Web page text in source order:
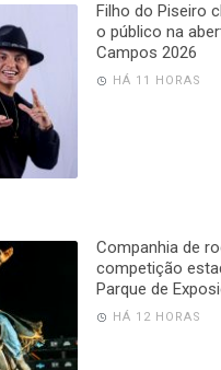
Filho do Piseiro
o público na
Campos 2026
HÁ 11 HORAS
Companhia de
competição
Parque de
HÁ 12 HORAS